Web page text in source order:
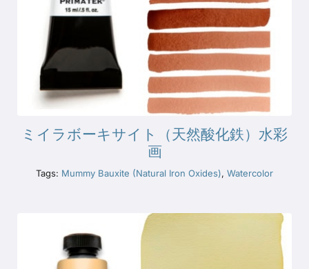
ミイラボーキサイト（天然酸化鉄）水彩
画
Tags: Mummy Bauxite (Natural Iron Oxides), Watercolor